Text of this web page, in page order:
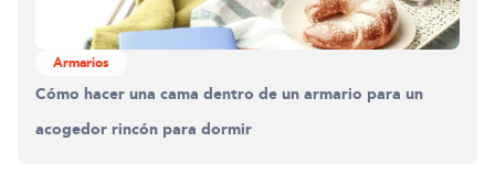
Armarios
Cómo hacer una cama dentro de un armario para un
acogedor rincón para dormir